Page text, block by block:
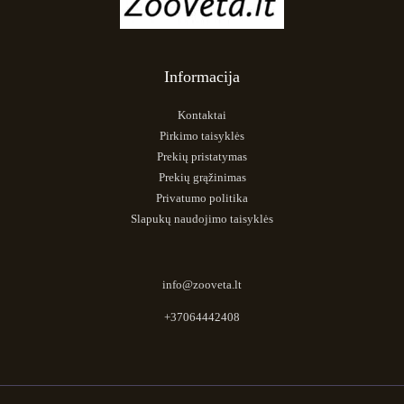
Informacija
Kontaktai
Pirkimo taisyklės
Prekių pristatymas
Prekių grąžinimas
Privatumo politika
Slapukų naudojimo taisyklės
info@zooveta.lt
+37064442408